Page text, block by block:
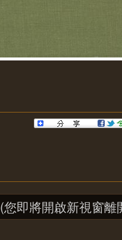
(您即將開啟新視窗離